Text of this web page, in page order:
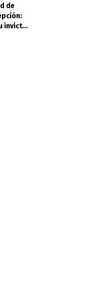
de
invicto